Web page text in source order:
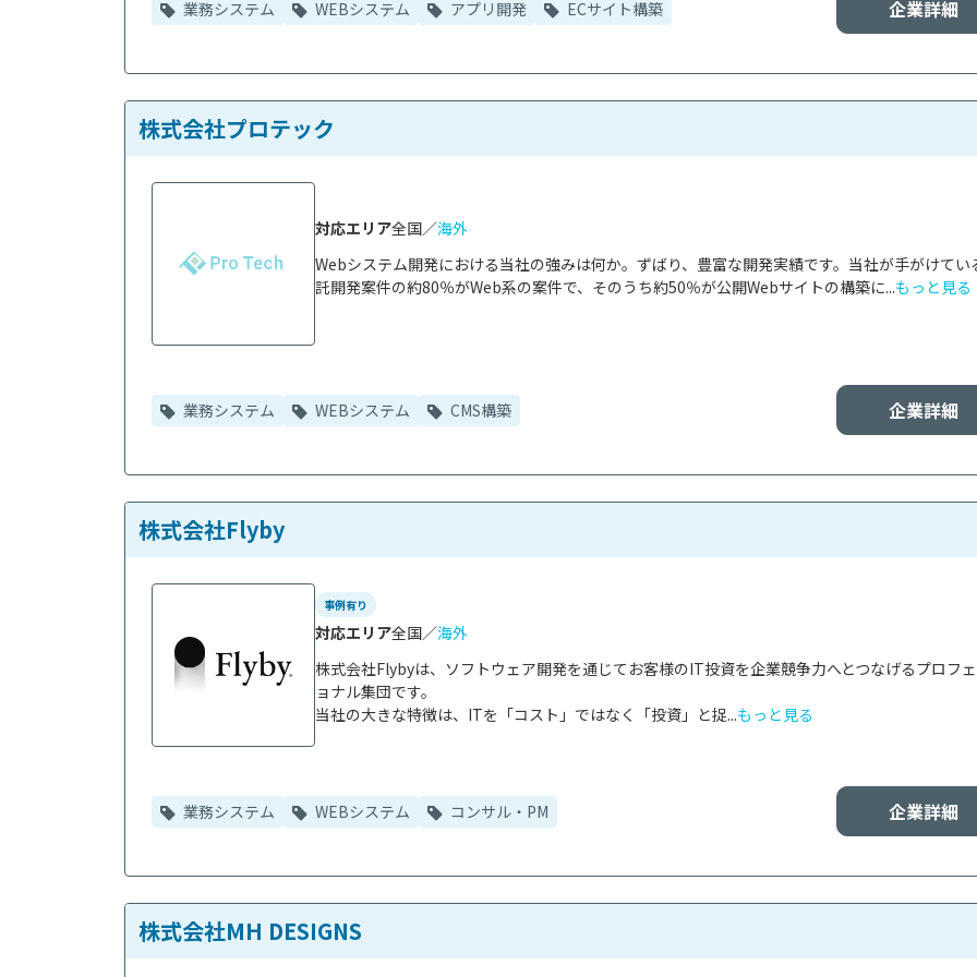
企業詳細
業務システム WEBシステム アプリ開発 ECサイト構築
株式会社プロテック
Webシステム開発における当社の強みは何か。ずばり、豊富な開発実績です。当社が手がけてい
託開発案件の約80％がWeb系の案件で、そのうち約50％が公開Webサイトの構築に...もっと見る
対応エリア全国／海外
企業詳細
業務システム WEBシステム CMS構築
株式会社Flyby
株式会社Flybyは、ソフトウェア開発を通じてお客様のIT投資を企業競争力へとつなげるプロフ
ョナル集団です。
当社の大きな特徴は、ITを「コスト」ではなく「投資」と捉...もっと見る
事例有り
対応エリア全国／海外
企業詳細
業務システム WEBシステム コンサル・PM
株式会社MH DESIGNS